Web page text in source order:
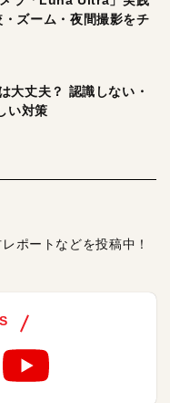
ズーム・夜間撮影をチ
大丈夫？ 認識しない・
い対策
ポートなどを投稿中！